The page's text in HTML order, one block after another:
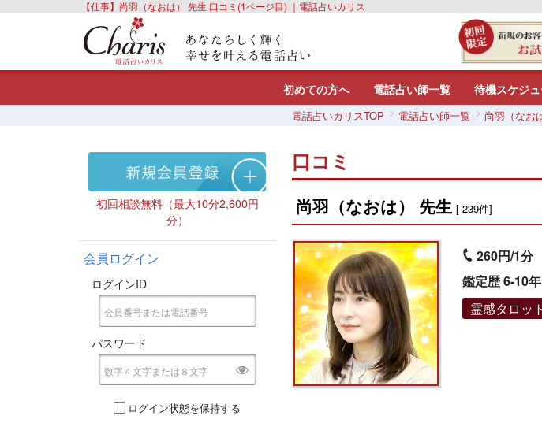
【仕事】尚羽（なおは） 先生 口コミ(1ページ目) ｜電話占いカリス
初めての方へ 電話占い師一覧 待機スケジ
電話占いカリスTOP 電話占い師一覧 尚羽（なお
初回相談無料（最大10分2,600円
分）
会員ログイン
ログインID
パスワード
ログイン状態を保持する
口コミ
尚羽（なおは） 先生 [ 239件]
260円/1分
鑑定歴 6-10年
霊感タロッ